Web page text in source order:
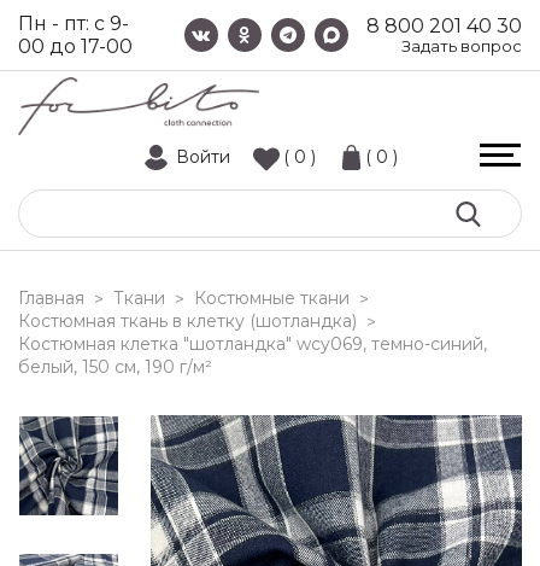
8 800 201 40 30
Задать вопрос
Пн - пт: с 9-
00 до 17-00
Войти ( 0 ) ( 0 )
Главная > Ткани > Костюмные ткани >
Костюмная ткань в клетку (шотландка) >
костюмная клетка "шотландка" wcy069, темно-синий,
белый, 150 см, 190 г/м²